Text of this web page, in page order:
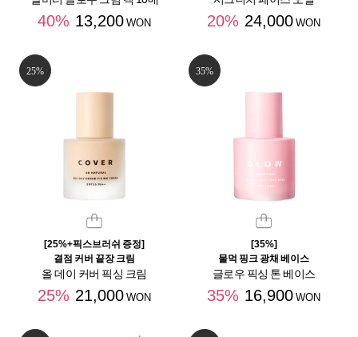
40% 13,200 WON 20% 24,000 WON
25%
[25%+픽스브러쉬 증정]
결점 커버 끝장 크림
올 데이 커버 픽싱 크림
25% 21,000 WON
35%
[35%]
물먹 핑크 광채 베이스
글로우 픽싱 톤 베이스
35% 16,900 WON